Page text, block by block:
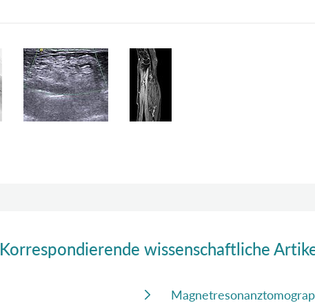
Korrespondierende wissenschaftliche